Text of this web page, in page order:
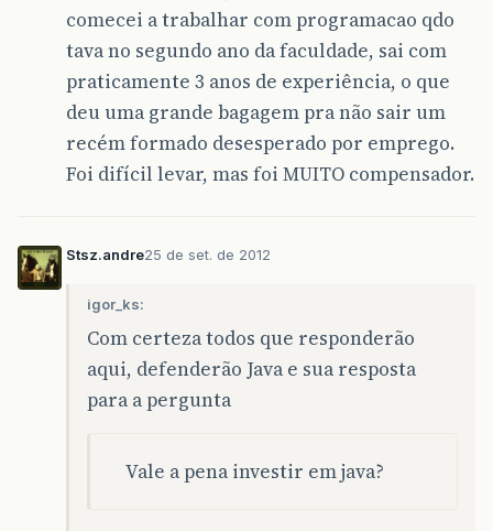
comecei a trabalhar com programacao qdo
tava no segundo ano da faculdade, sai com
praticamente 3 anos de experiência, o que
deu uma grande bagagem pra não sair um
recém formado desesperado por emprego.
Foi difícil levar, mas foi MUITO compensador.
Stsz.andre25 de set. de 2012
igor_ks:
Com certeza todos que responderão
aqui, defenderão Java e sua resposta
para a pergunta
Vale a pena investir em java?